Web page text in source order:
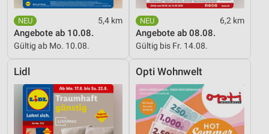
5,4 km
Angebote ab 10.08.
Gültig ab Mo. 10.08.
6,2 km
Angebote ab 08.08.
Gültig bis Fr. 14.08.
Lidl Opti Wohnwelt